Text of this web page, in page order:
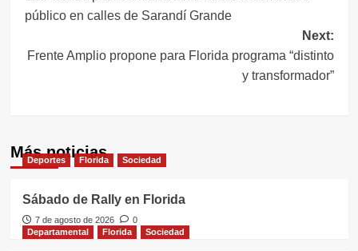
entradas
público en calles de Sarandí Grande
Next:
Frente Amplio propone para Florida programa “distinto
y transformador”
Más noticias
Deportes Florida Sociedad
Sábado de Rally en Florida
7 de agosto de 2026
0
Departamental
Florida Sociedad